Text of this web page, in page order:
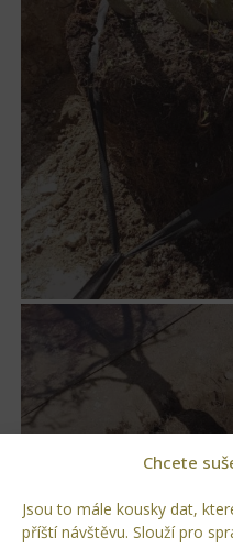
Chcete
Jsou to mále kousky dat,
příští návštěvu. Slouží pro